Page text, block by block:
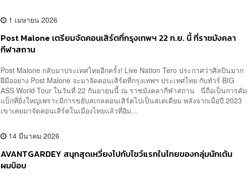
1 เมษายน 2026
Post Malone เตรียมจัดคอนเสิร์ตที่กรุงเทพฯ 22 ก.ย. นี้ ที่ราชมังคลา
กีฬาสถาน
Post Malone กลับมาประเทศไทยอีกครั้ง! Live Nation Tero ประกาศว่าศิลปินมาก
ฝีมืออย่าง Post Malone จะมาจัดคอนเสิร์ตที่กรุงเทพฯ ประเทศไทย กับทัวร์ BIG
ASS World Tour ในวันที่ 22 กันยายนนี้ ณ ราชมังคลากีฬาสถาน นี่ถือเป็นการคัม
แบ็กที่ยิ่งใหญ่เพราะมีการขยับสเกลคอนเสิร์ตไปเป็นสเตเดียม หลังจากเมื่อปี 2023
เขาเคยมาจัดคอนเสิร์ตในเมืองไทยแล้วที่อิม...
14 มีนาคม 2026
AVANTGARDEY สนุกสุดเหวี่ยงไปกับโชว์แรกในไทยของกลุ่มนักเต้น
ผมบ๊อบ